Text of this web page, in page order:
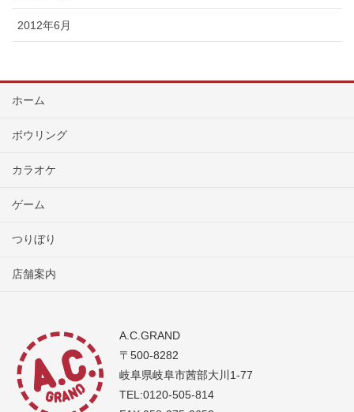
2012年6月
ホーム
ボウリング
カラオケ
ゲーム
つりぼり
店舗案内
A.C.GRAND
〒500-8282
岐阜県岐阜市茜部大川1-77
TEL:0120-505-814